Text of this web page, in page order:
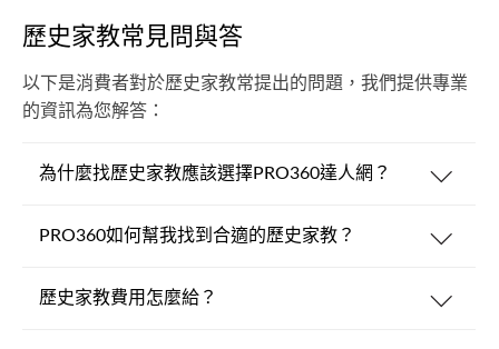
歷史家教常見問與答
以下是消費者對於歷史家教常提出的問題，我們提供專業
的資訊為您解答：
為什麼找歷史家教應該選擇PRO360達人網？
PRO360如何幫我找到合適的歷史家教？
歷史家教費用怎麼給？